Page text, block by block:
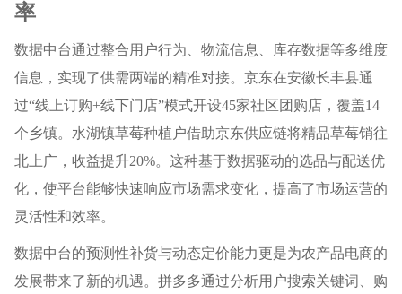
率
数据中台通过整合用户行为、物流信息、库存数据等多维度
信息，实现了供需两端的精准对接。京东在安徽长丰县通
过“线上订购+线下门店”模式开设45家社区团购店，覆盖14
个乡镇。水湖镇草莓种植户借助京东供应链将精品草莓销往
北上广，收益提升20%。这种基于数据驱动的选品与配送优
化，使平台能够快速响应市场需求变化，提高了市场运营的
灵活性和效率。
数据中台的预测性补货与动态定价能力更是为农产品电商的
发展带来了新的机遇。拼多多通过分析用户搜索关键词、购